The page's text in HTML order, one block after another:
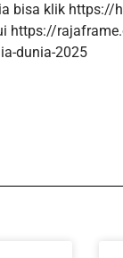
bisa klik https://
https://
dunia-2025